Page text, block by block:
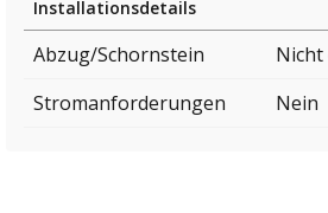
Installationsdetails
Abzug/Schornstein
Stromanforderungen
Nein